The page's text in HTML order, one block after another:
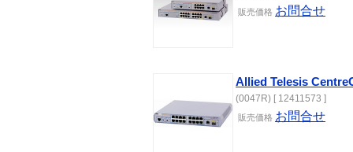
販売価格 お問合せ
Allied Telesis
(0047R) [ 12411573 ]
販売価格 お問合せ